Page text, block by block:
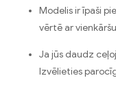
Modelis ir īpaši
vērtē ar
Ja jūs daudz
Izvēlieties